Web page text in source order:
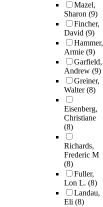
Mazel,
Sharon (9)
Fincher,
David (9)
Hammer,
Armie (9)
Garfield,
Andrew (9)
Greiner,
Walter(8)
Eisenberg,
Christiane
(8)
Richards,
Frederic M
(8)
Fuller,
Lon L. (8)
Landau,
Eli (8)